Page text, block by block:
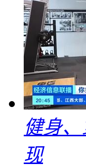
健身
现